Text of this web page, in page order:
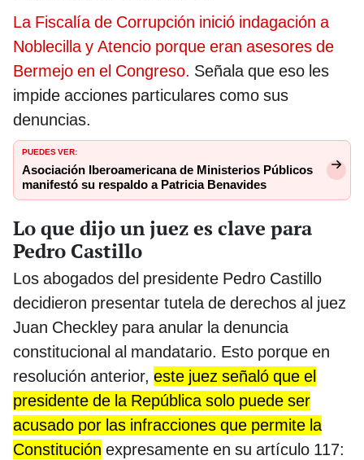
La Fiscalía de Corrupción inició indagación a
Noblecilla y Atencio porque eran asesores de
Bermejo en el Congreso. Señala que eso les
impide acciones particulares como sus
denuncias.
PUEDES VER:
Asociación Iberoamericana de Ministerios Públicos
manifestó su respaldo a Patricia Benavides
Lo que dijo un juez es clave para
Pedro Castillo
Los abogados del presidente Pedro Castillo
decidieron presentar tutela de derechos al juez
Juan Checkley para anular la denuncia
constitucional al mandatario. Esto porque en
resolución anterior, este juez señaló que el
presidente de la República solo puede ser
acusado por las infracciones que permite la
Constitución expresamente en su artículo 117: